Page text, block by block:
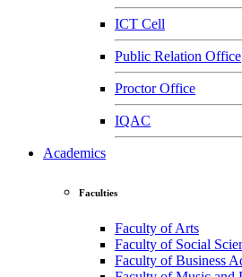
ICT Cell
Public Relation Office
Proctor Office
IQAC
Academics
Faculties
Faculty of Arts
Faculty of Social
Faculty of Business